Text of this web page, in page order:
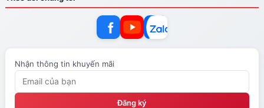
Nhận thông tin khuyến mãi
Đăng ký